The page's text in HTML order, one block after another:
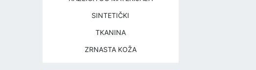
SINTETIČKI
TKANINA
ZRNASTA KOŽA